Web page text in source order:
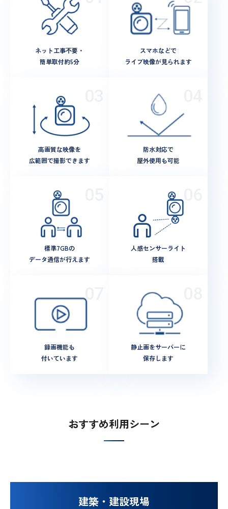
ネット工事不要・
簡単取付約5分
スマホなどで
ライブ映像が見られます
高画質な映像を
広範囲で撮影できます
防水対応で
屋外使用も可能
標準7GBの
データ通信が行えます
人感センサーライト
搭載
録画機能も
付いています
静止画をサーバーに
保存します
おすすめ利用シーン
建築・建設現場